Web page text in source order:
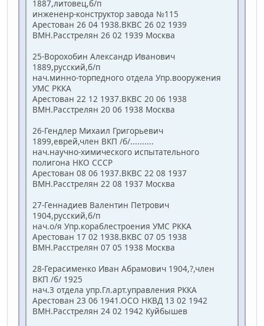
1887,литовец,б/п
инжененр-конструктор завода №115
Арестован 26 04 1938.ВКВС 26 02 1939
ВМН.Расстрелян 26 02 1939 Москва
25-Ворохобин Александр Иванович
1889,русский,б/п
нач.минно-торпедного отдела Упр.вооружения
УМС РККА
Арестован 22 12 1937.ВКВС 20 06 1938
ВМН.Расстрелян 20 06 1938 Москва
26-Гендлер Михаил Григорьевич
1899,еврей,член ВКП /б/..........
нач.научно-химического испытательного
полигона НКО СССР
Арестован 08 06 1937.ВКВС 22 08 1937
ВМН.Расстрелян 22 08 1937 Москва
27-Геннадиев Валентин Петрович
1904,русский,б/п
нач.о/я Упр.кораблестроения УМС РККА
Арестован 17 02 1938.ВКВС 07 05 1938
ВМН.Расстрелян 07 05 1938 Москва
28-Герасименко Иван Абрамович 1904,?,член
ВКП /б/ 1925
нач.3 отдела упр.Гл.арт.управления РККА
Арестован 23 06 1941.ОСО НКВД 13 02 1942
ВМН.Расстрелян 24 02 1942 Куйбышев